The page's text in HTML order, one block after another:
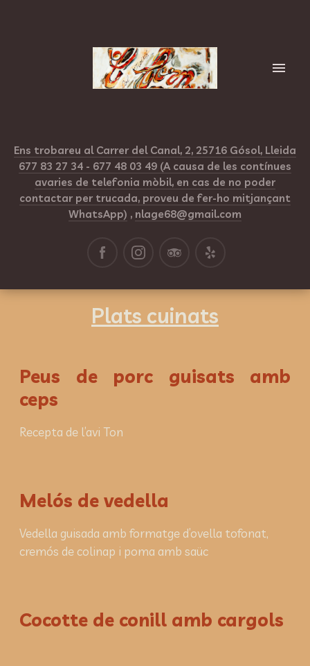
Ens trobareu al Carrer del Canal, 2, 25716 Gósol, Lleida
677 83 27 34 - 677 48 03 49 (A causa de les contínues
avaries de telefonia mòbil, en cas de no poder
contactar per trucada, proveu de fer-ho mitjançant
WhatsApp) , nlage68@gmail.com
Plats cuinats
Peus de porc guisats amb
ceps
Recepta de l’avi Ton
Melós de vedella
Vedella guisada amb formatge d’ovella tofonat,
cremós de colinap i poma amb saüc
Cocotte de conill amb cargols